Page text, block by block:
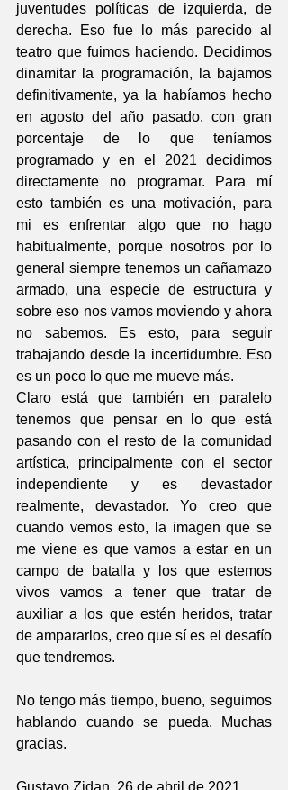
juventudes políticas de izquierda, de
derecha. Eso fue lo más parecido al
teatro que fuimos haciendo. Decidimos
dinamitar la programación, la bajamos
definitivamente, ya la habíamos hecho
en agosto del año pasado, con gran
porcentaje de lo que teníamos
programado y en el 2021 decidimos
directamente no programar. Para mí
esto también es una motivación, para
mi es enfrentar algo que no hago
habitualmente, porque nosotros por lo
general siempre tenemos un cañamazo
armado, una especie de estructura y
sobre eso nos vamos moviendo y ahora
no sabemos. Es esto, para seguir
trabajando desde la incertidumbre. Eso
es un poco lo que me mueve más.
Claro está que también en paralelo
tenemos que pensar en lo que está
pasando con el resto de la comunidad
artística, principalmente con el sector
independiente y es devastador
realmente, devastador. Yo creo que
cuando vemos esto, la imagen que se
me viene es que vamos a estar en un
campo de batalla y los que estemos
vivos vamos a tener que tratar de
auxiliar a los que estén heridos, tratar
de ampararlos, creo que sí es el desafío
que tendremos.
No tengo más tiempo, bueno, seguimos
hablando cuando se pueda. Muchas
gracias.
Gustavo Zidan, 26 de abril de 2021.